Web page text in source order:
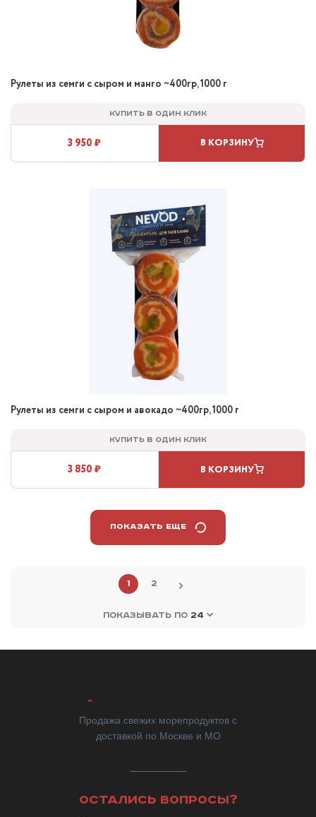
Рулеты из семги с сыром и манго ~400гр, 1000 г
Купить в один клик
3 950 ₽ В КОРЗИНУ
Рулеты из семги с сыром и авокадо ~400гр, 1000 г
Купить в один клик
3 850 ₽ В КОРЗИНУ
ПОКАЗАТЬ ЕЩЕ
1 2
ПОКАЗЫВАТЬ ПО 24
Продажа свежих морепродуктов с
доставкой по Москве и МО
ОСТАЛИСЬ ВОПРОСЫ?